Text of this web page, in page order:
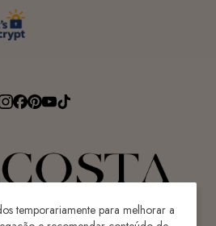
temporariamente para melhorar a